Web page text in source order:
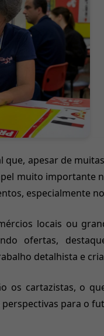
apesar de
muito importante
especialmente
locais ou
ofertas,
detalhista e
os cartazistas, o
para o